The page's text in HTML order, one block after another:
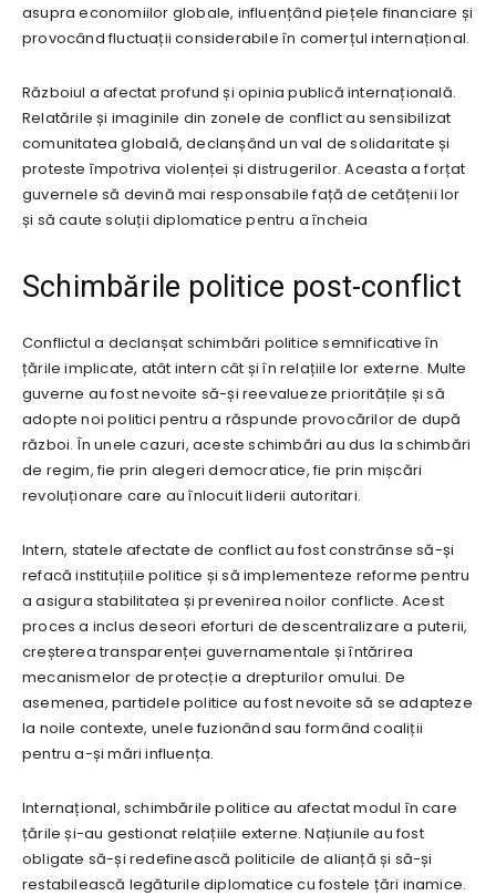
asupra economiilor globale, influențând piețele financiare și
provocând fluctuații considerabile în comerțul internațional.
Războiul a afectat profund și opinia publică internațională.
Relatările și imaginile din zonele de conflict au sensibilizat
comunitatea globală, declanșând un val de solidaritate și
proteste împotriva violenței și distrugerilor. Aceasta a forțat
guvernele să devină mai responsabile față de cetățenii lor
și să caute soluții diplomatice pentru a încheia
Schimbările politice post-conflict
Conflictul a declanșat schimbări politice semnificative în
țările implicate, atât intern cât și în relațiile lor externe. Multe
guverne au fost nevoite să-și reevalueze prioritățile și să
adopte noi politici pentru a răspunde provocărilor de după
război. În unele cazuri, aceste schimbări au dus la schimbări
de regim, fie prin alegeri democratice, fie prin mișcări
revoluționare care au înlocuit liderii autoritari.
Intern, statele afectate de conflict au fost constrânse să-și
refacă instituțiile politice și să implementeze reforme pentru
a asigura stabilitatea și prevenirea noilor conflicte. Acest
proces a inclus deseori eforturi de descentralizare a puterii,
creșterea transparenței guvernamentale și întărirea
mecanismelor de protecție a drepturilor omului. De
asemenea, partidele politice au fost nevoite să se adapteze
la noile contexte, unele fuzionând sau formând coaliții
pentru a-și mări influența.
Internațional, schimbările politice au afectat modul în care
țările și-au gestionat relațiile externe. Națiunile au fost
obligate să-și redefinească politicile de alianță și să-și
restabilească legăturile diplomatice cu fostele țări inamice.